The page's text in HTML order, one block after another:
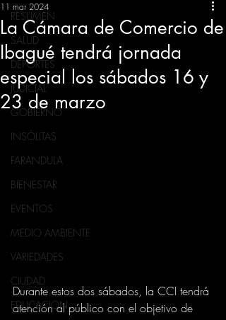
RESUMEN
SALUD
DEPORTES
JUDICIAL
GOBIERNO
INSÓLITAS
FARANDULA
BIENESTAR
EVENTOS
MEDIO AMBIENTE
VARIEDADES
CIUDAD
EDUCACION
La Cámara de Comercio de
Ibagué tendrá jornada
especial los sábados 16 y
23 de marzo
11 mar 2024
Durante estos dos sábados, la CCI tendrá
atención al público con el objetivo de